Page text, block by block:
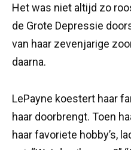
Het was niet altijd zo
de Grote Depressie
van haar zevenjarige
daarna.
LePayne koestert haar
haar doorbrengt. Toen
haar favoriete hobby’s,